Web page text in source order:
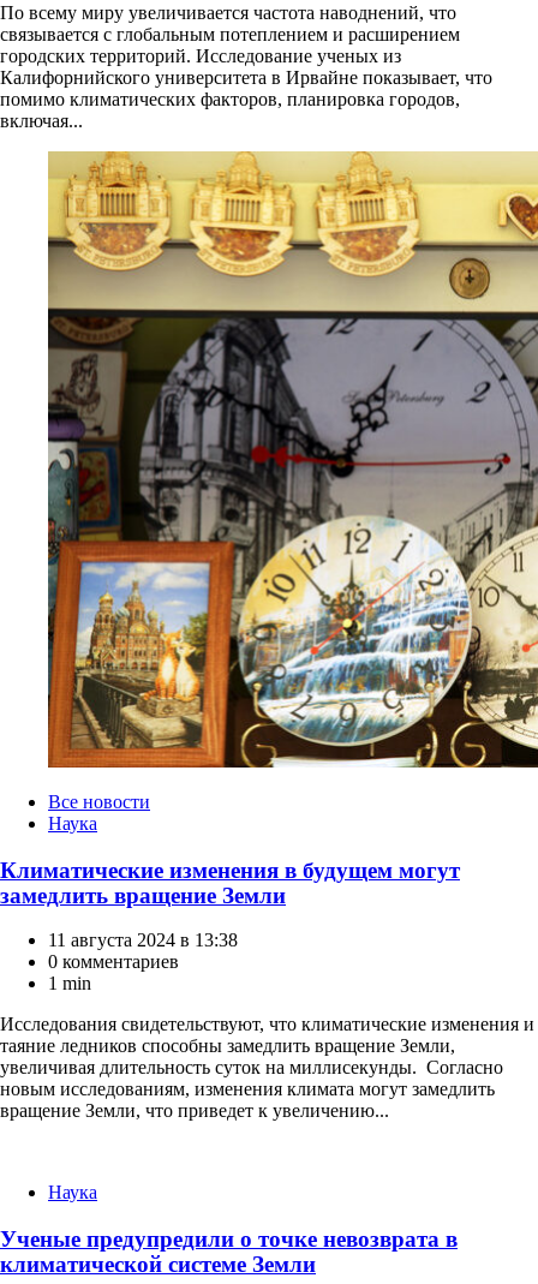
По всему миру увеличивается частота наводнений, что
связывается с глобальным потеплением и расширением
городских территорий. Исследование ученых из
Калифорнийского университета в Ирвайне показывает, что
помимо климатических факторов, планировка городов,
включая...
КатегорииВсе новости
Наука
Климатические изменения в будущем могут
замедлить вращение Земли
11 августа 2024 в 13:38
0 комментариев
1 min
Исследования свидетельствуют, что климатические изменения и
таяние ледников способны замедлить вращение Земли,
увеличивая длительность суток на миллисекунды. Согласно
новым исследованиям, изменения климата могут замедлить
вращение Земли, что приведет к увеличению...
Категории
Наука
Ученые предупредили о точке невозврата в
климатической системе Земли